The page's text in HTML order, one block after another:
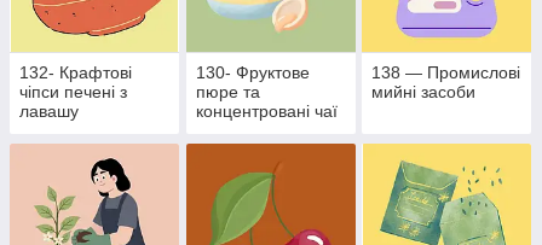
132- Крафтові
чіпси печені з
лавашу
130- Фруктове
пюре та
концентровані чаї
138 — Промислові
мийні засоби